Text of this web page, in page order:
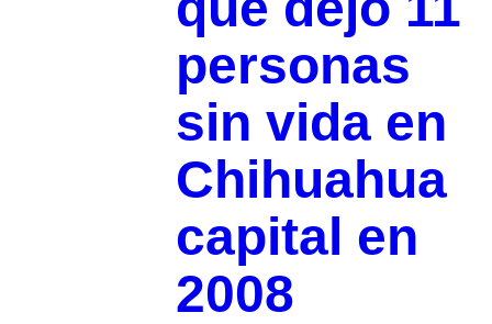
personas
sin vida en
Chihuahua
capital en
2008